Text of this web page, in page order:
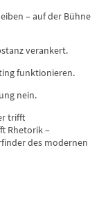
– auf der Bühne
verankert.
funktionieren.
nein.
trifft
Rhetorik –
des modernen